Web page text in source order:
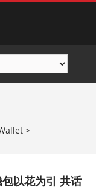
>
以花为引 共话